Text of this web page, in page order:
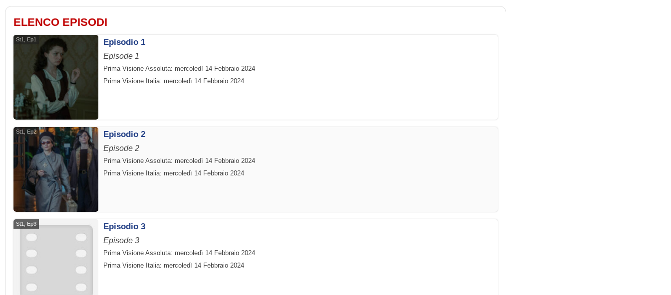
ELENCO EPISODI
St1, Ep1 Episodio 1
Episode 1
Prima Visione Assoluta: mercoledì 14 Febbraio 2024
Prima Visione Italia: mercoledì 14 Febbraio 2024
St1, Ep2 Episodio 2
Episode 2
Prima Visione Assoluta: mercoledì 14 Febbraio 2024
Prima Visione Italia: mercoledì 14 Febbraio 2024
St1, Ep3 Episodio 3
Episode 3
Prima Visione Assoluta: mercoledì 14 Febbraio 2024
Prima Visione Italia: mercoledì 14 Febbraio 2024